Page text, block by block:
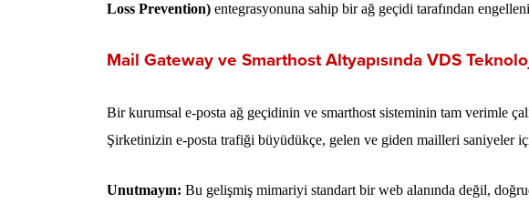
Loss Prevention) entegrasyonuna sahip bir ağ geçidi tarafından
Mail Gateway ve Smarthost Altyapısında VDS
Bir kurumsal e-posta ağ geçidinin ve smarthost sisteminin tam verimle
Şirketinizin e-posta trafiği büyüdükçe, gelen ve giden mailleri saniyeler
Unutmayın: Bu gelişmiş mimariyi standart bir web alanında değil,